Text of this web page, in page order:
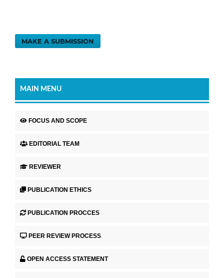
MAKE A SUBMISSION
MAIN MENU
FOCUS AND SCOPE
EDITORIAL TEAM
REVIEWER
PUBLICATION ETHICS
PUBLICATION PROCCES
PEER REVIEW PROCESS
OPEN ACCESS STATEMENT